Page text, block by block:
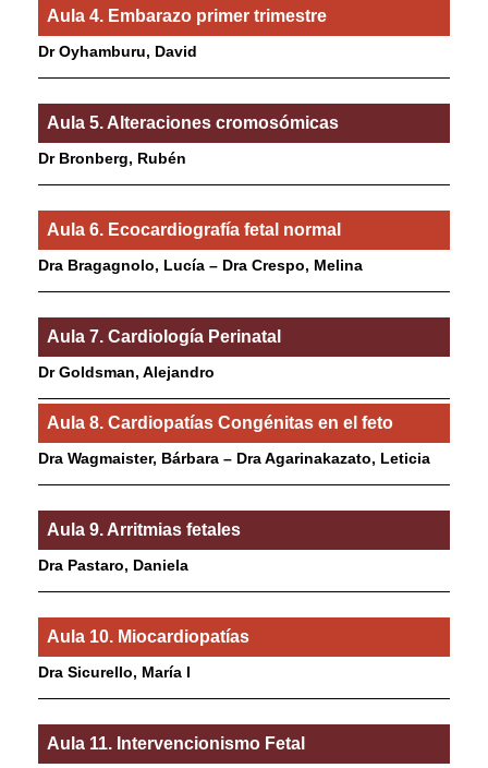
Aula 4. Embarazo primer trimestre
Dr Oyhamburu, David
Aula 5. Alteraciones cromosómicas
Dr Bronberg, Rubén
Aula 6. Ecocardiografía fetal normal
Dra Bragagnolo, Lucía – Dra Crespo, Melina
Aula 7. Cardiología Perinatal
Dr Goldsman, Alejandro
Aula 8. Cardiopatías Congénitas en el feto
Dra Wagmaister, Bárbara – Dra Agarinakazato, Leticia
Aula 9. Arritmias fetales
Dra Pastaro, Daniela
Aula 10. Miocardiopatías
Dra Sicurello, María I
Aula 11. Intervencionismo Fetal